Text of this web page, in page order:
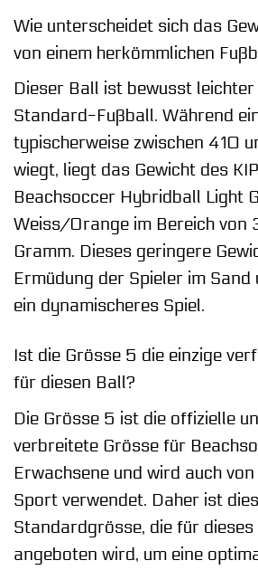
Wie unterscheidet sich das
von einem herkömmlichen
Dieser Ball ist bewusst leichter
Standard-Fußball. Während
typischerweise zwischen 410
wiegt, liegt das Gewicht des
Beachsoccer Hybridball Light
Weiss/Orange im Bereich
Gramm. Dieses geringere
Ermüdung der Spieler im
ein dynamischeres Spiel.
Ist die Grösse 5 die einzige
für diesen Ball?
Die Grösse 5 ist die offizielle
verbreitete Grösse für
Erwachsene und wird auch
Sport verwendet. Daher ist
Standardgrösse, die für
angeboten wird, um eine